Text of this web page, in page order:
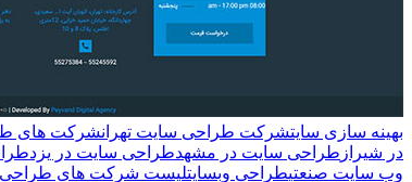
بهینه سازی سایتشرکت طراحی سایت تهرانشرکت های
در شیراز طراحی سایت در مشهدطراحی سایت در یزد
وب سایت صنعتیطراحی وبسایتلیست شرکت های طراحی